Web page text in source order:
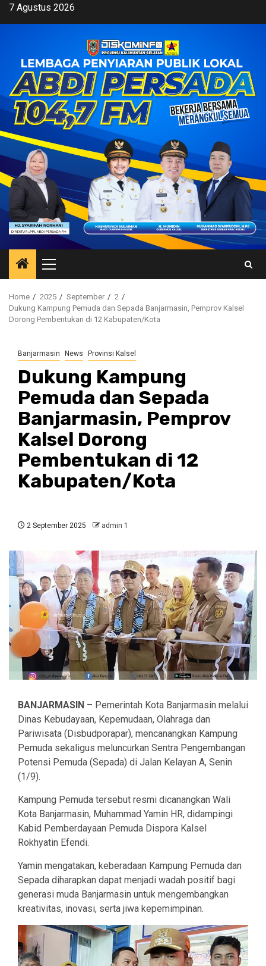
Skip7 Agustus 2026
Primary
Menu
Home 2025 September
2
Dukung Kampung Pemuda dan Sepada Banjarmasin, Pemprov Kalsel
Dorong Pembentukan di 12 Kabupaten/Kota
Banjarmasin News Provinsi Kalsel
Dukung Kampung
Pemuda dan Sepada
Banjarmasin, Pemprov
Kalsel Dorong
Pembentukan di 12
Kabupaten/Kota
2 September 2025 admin 1
BANJARMASIN – Pemerintah Kota Banjarmasin melalui
Dinas Kebudayaan, Kepemudaan, Olahraga dan
Pariwisata (Disbudporapar), mencanangkan Kampung
Pemuda sekaligus meluncurkan Sentra Pengembangan
Potensi Pemuda (Sepada) di Jalan Kelayan A, Senin
(1/9).
Kampung Pemuda tersebut resmi dicanangkan Wali
Kota Banjarmasin, Muhammad Yamin HR, didampingi
Kabid Pemberdayaan Pemuda Dispora Kalsel
Rokhyatin Efendi.
Yamin mengatakan, keberadaan Kampung Pemuda dan
Sepada diharapkan dapat menjadi wadah positif bagi
generasi muda Banjarmasin untuk mengembangkan
kreativitas, inovasi, serta jiwa kepemimpinan.